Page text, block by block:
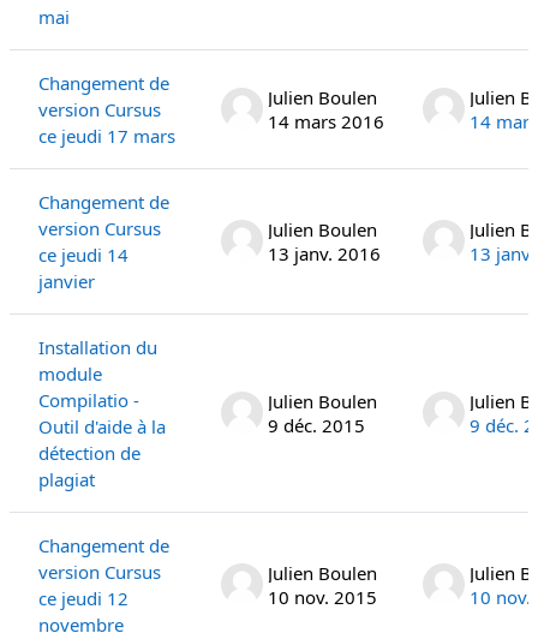
mai
Changement de
version Cursus
ce jeudi 17 mars
Julien Boulen
14 mars 2016
Julien
14
Changement de
version Cursus
ce jeudi 14
janvier
Julien Boulen
13 janv. 2016
Julien
13
Installation du
module
Compilatio -
Outil d'aide à la
détection de
plagiat
Julien Boulen
9 déc. 2015
Julien
9 déc.
Changement de
version Cursus
ce jeudi 12
novembre
Julien Boulen
10 nov. 2015
Julien
10 nov.